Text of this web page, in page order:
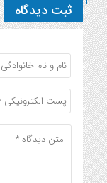
ثبت دیدگاه